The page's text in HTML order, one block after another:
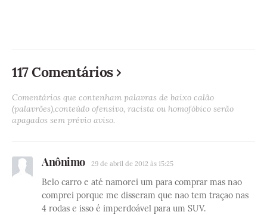
117 Comentários
Comentários que contenham palavras de baixo calão
(palavrões),conteúdo ofensivo, racista ou homofóbico serão
apagados sem prévio aviso.
Anônimo 29 de abril de 2012 às 15:25
Belo carro e até namorei um para comprar mas nao
comprei porque me disseram que nao tem traçao nas
4 rodas e isso é imperdoável para um SUV.